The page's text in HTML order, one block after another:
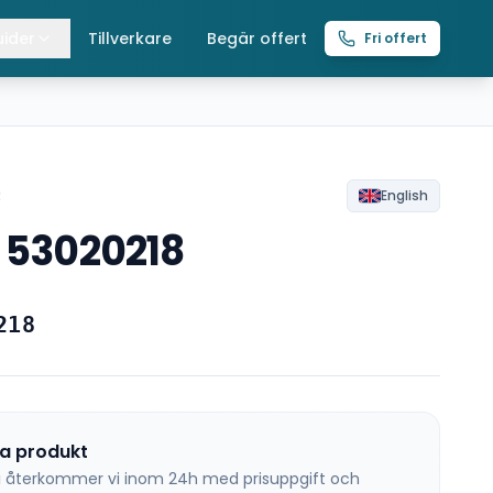
Lintelfrar
Tillverkare Begär offert Fri offert
English
produkt
återkommer vi inom 24h med prisuppgift och